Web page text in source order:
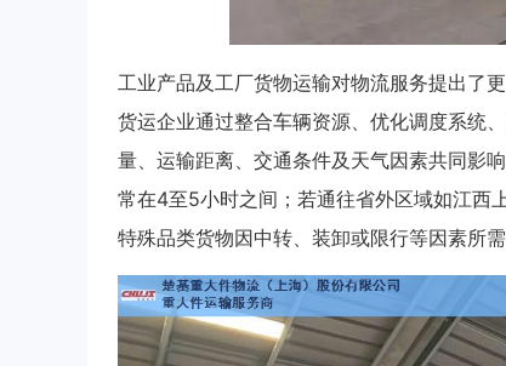
工业产品及工厂货物运输对物流服务提出了
货运企业通过整合车辆资源、优化调度系统
量、运输距离、交通条件及天气因素共同影
常在4至5小时之间；若通往省外区域如江西
特殊品类货物因中转、装卸或限行等因素所需